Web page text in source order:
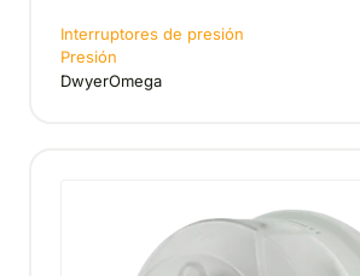
Interruptores de presión
Presión
DwyerOmega